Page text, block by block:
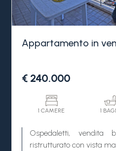
questa splendida
Appartamento in
€ 240.000
1 CAMERE 1
Ospedaletti, vendita
ristrutturato con vista